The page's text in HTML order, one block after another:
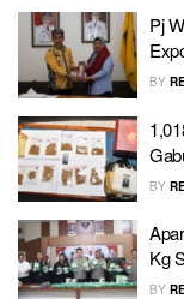
Pj
BY
BY
Kg
BY